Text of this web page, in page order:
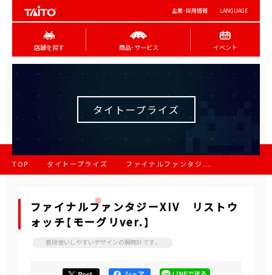
企業･採用情報 LANGUAGE
店舗を探す 商品･サービス イベント
タイトープライズ
TOP タイトープライズ ファイナルファンタジ...
ファイナルファンタジーXIV リストウ
ォッチ【モーグリver.】
普段使いしやすいデザインの腕時計です。